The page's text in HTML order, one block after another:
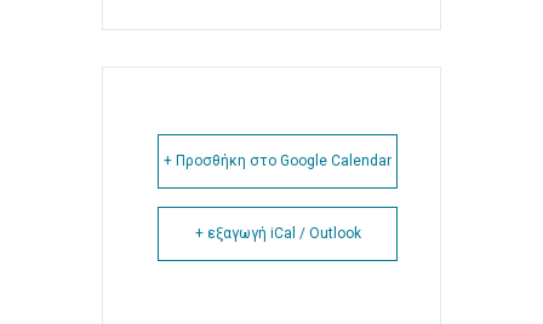
+ Προσθήκη στο Google Calendar
+ εξαγωγή iCal / Outlook